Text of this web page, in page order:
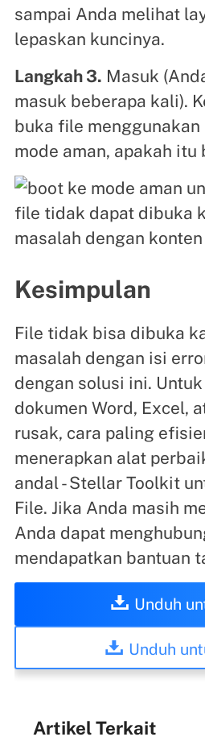
sampai Anda melihat
lepaskan kuncinya.
Langkah 3. Masuk
masuk beberapa kali).
buka file
mode aman, apakah itu
Kesimpulan
File tidak bisa dibuka
masalah dengan isi
dengan solusi ini.
dokumen Word, Excel,
rusak, cara paling
menerapkan alat
andal - Stellar Toolkit
File. Jika Anda masih
Anda dapat
mendapatkan bantuan
Unduh
Unduh
Artikel Terkait